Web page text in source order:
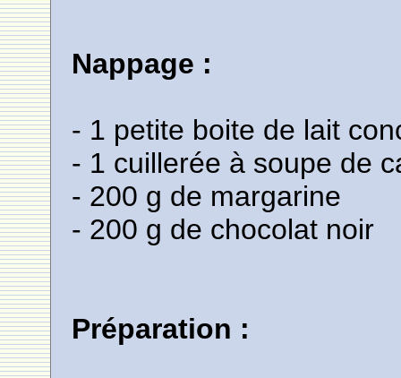
Nappage :
- 1 petite boite de lait
- 1 cuillerée à soupe de
- 200 g de margarine
- 200 g de chocolat noir
Préparation :